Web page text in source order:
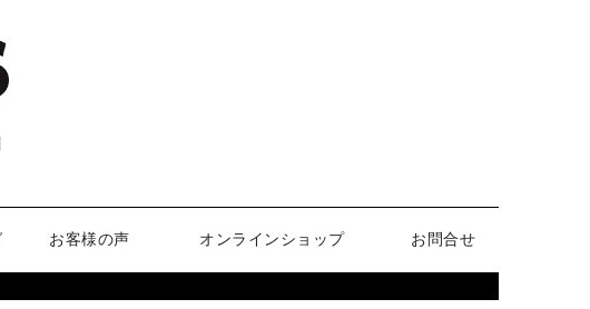
お客様の声 オンラインショップ お問合せ